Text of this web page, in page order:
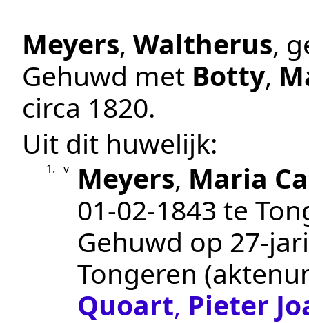
Meyers, Waltherus,
Gehuwd met Botty,
circa 1820.
Uit dit huwelijk:
1. v Meyers, Maria
01‑02‑1843 te
Gehuwd op 27-
Tongeren
Quoart, Pieter